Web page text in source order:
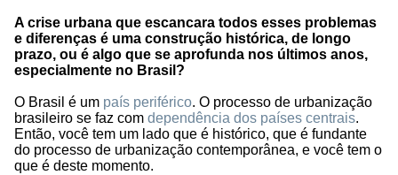
A crise urbana que escancara todos esses problemas
e diferenças é uma construção histórica, de longo
prazo, ou é algo que se aprofunda nos últimos anos,
especialmente no Brasil?
O Brasil é um país periférico. O processo de urbanização
brasileiro se faz com dependência dos países centrais.
Então, você tem um lado que é histórico, que é fundante
do processo de urbanização contemporânea, e você tem o
que é deste momento.